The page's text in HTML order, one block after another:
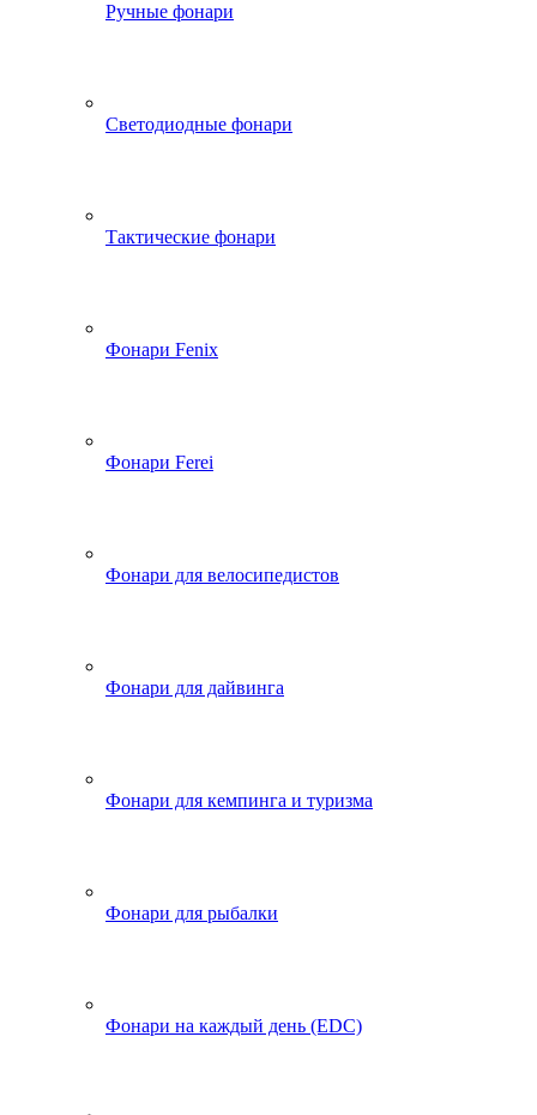
Ручные фонари
Светодиодные фонари
Тактические фонари
Фонари Fenix
Фонари Ferei
Фонари для велосипедистов
Фонари для дайвинга
Фонари для кемпинга и туризма
Фонари для рыбалки
Фонари на каждый день (EDC)